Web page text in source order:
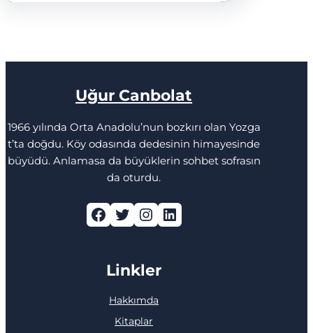
Uğur Canbolat
1966 yılında Orta Anadolu’nun bozkırı olan Yozga
t’ta doğdu. Köy odasında dedesinin himayesinde
büyüdü. Anlamasa da büyüklerin sohbet sofrasın
da oturdu.
Facebook Twitter Instagram LinkedIn
Linkler
Hakkımda
Kitaplar